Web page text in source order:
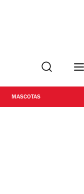
Buscar
MASCOTAS